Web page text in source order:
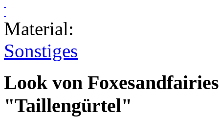
Material:
Sonstiges
Look von
"Taillengürtel"